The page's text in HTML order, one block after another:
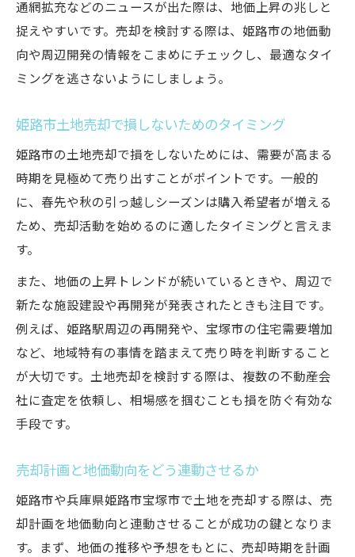
通網拡充などのニュースが出た際は、地価上昇の兆しと
捉えやすいです。売却を検討する際は、姫路市の地価動
向や周辺開発の情報をこまめにチェックし、最適なタイ
ミングを逃さないようにしましょう。
姫路市土地売却で損しないためのタイミング
姫路市の土地売却で損をしないためには、需要が高まる
時期を見極めて売り出すことがポイントです。一般的
に、春先や秋の引っ越しシーズンは購入希望者が増える
ため、売却活動を始めるのに適したタイミングと言えま
す。
また、地価の上昇トレンドが続いているときや、周辺で
新たな施設建設や再開発が発表されたときも注目です。
例えば、姫路駅周辺の再開発や、宝塚市の住宅需要増加
など、地域特有の事情を踏まえて売り時を判断すること
が大切です。土地売却を検討する際は、複数の不動産会
社に査定を依頼し、相場感を掴むことも損を防ぐ有効な
手段です。
売却計画と地価動向をどう連動させるか
姫路市や兵庫県姫路市宝塚市で土地を売却する際は、売
却計画を地価動向と連動させることが成功の鍵となりま
す。まず、地価の推移や予想をもとに、売却時期を計画